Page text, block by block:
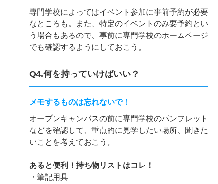
専門学校によってはイベント参加に事前予約が必要
なところも。また、特定のイベントのみ要予約とい
う場合もあるので、事前に専門学校のホームページ
でも確認するようにしておこう。
Q4.何を持っていけばいい？
メモするものは忘れないで！
オープンキャンパスの前に専門学校のパンフレット
などを確認して、重点的に見学したい場所、聞きた
いことを考えておこう。
あると便利！持ち物リストはコレ！
・筆記用具